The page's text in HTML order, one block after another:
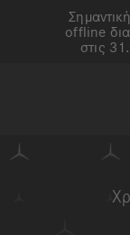
offline
στις